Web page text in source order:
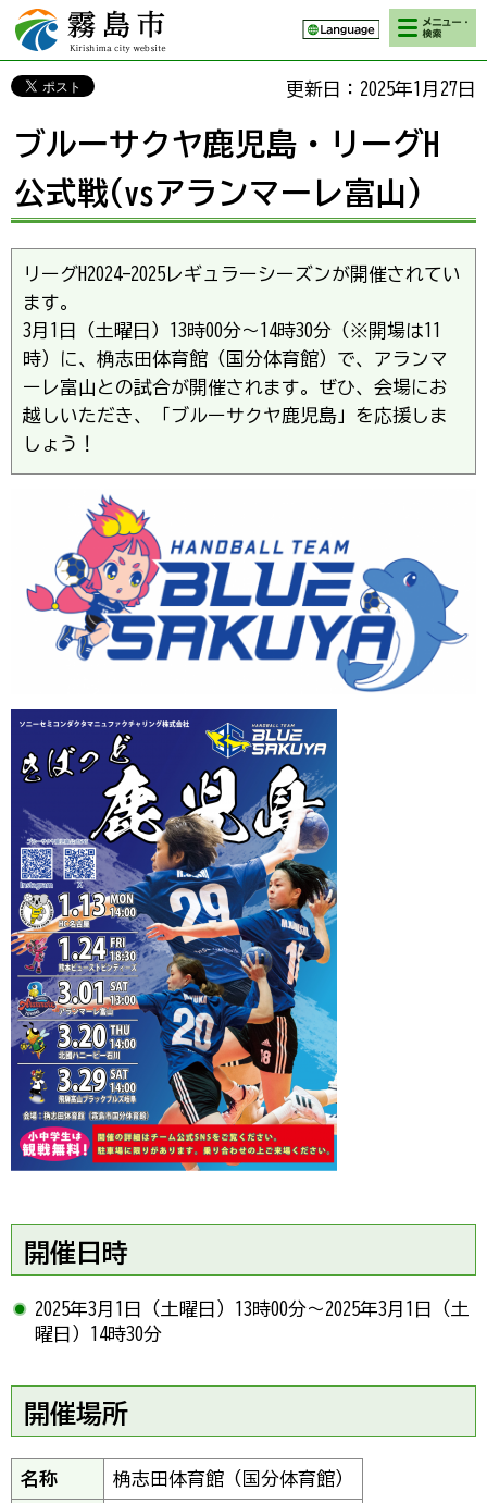
霧島市 Kirishima
city website
検索・メニ
ュー
更新日：2025年1月27日
ブルーサクヤ鹿児島・リーグH
公式戦(vsアランマーレ富山)
リーグH2024-2025レギュラーシーズンが開催されてい
ます。
3月1日（土曜日）13時00分～14時30分（※開場は11
時）に、桷志田体育館（国分体育館）で、アランマ
ーレ富山との試合が開催されます。ぜひ、会場にお
越しいただき、「ブルーサクヤ鹿児島」を応援しま
しょう！
開催日時
2025年3月1日（土曜日）13時00分～2025年3月1日（土
曜日）14時30分
開催場所
名称 桷志田体育館（国分体育館）